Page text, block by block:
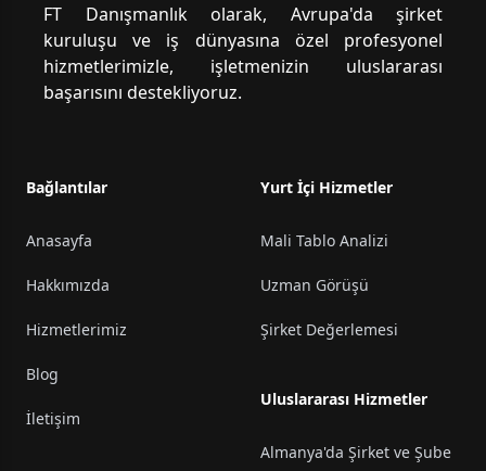
FT Danışmanlık olarak, Avrupa'da şirket
kuruluşu ve iş dünyasına özel profesyonel
hizmetlerimizle, işletmenizin uluslararası
başarısını destekliyoruz.
Bağlantılar
Anasayfa
Hakkımızda
Hizmetlerimiz
Blog
İletişim
Yurt İçi Hizmetler
Mali Tablo Analizi
Uzman Görüşü
Şirket Değerlemesi
Uluslararası Hizmetler
Almanya'da Şirket ve Şube